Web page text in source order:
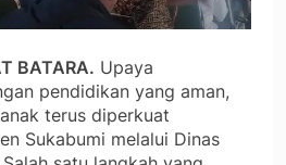
BATARA. Upaya
pendidikan yang aman,
terus diperkuat
Sukabumi melalui Dinas